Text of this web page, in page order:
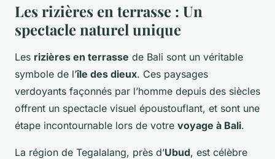
Les rizières en terrasse : Un
spectacle naturel unique
Les rizières en terrasse de Bali sont un véritable
symbole de l’île des dieux. Ces paysages
verdoyants façonnés par l’homme depuis des siècles
offrent un spectacle visuel époustouflant, et sont une
étape incontournable lors de votre voyage à Bali.
La région de Tegalalang, près d’Ubud, est célèbre